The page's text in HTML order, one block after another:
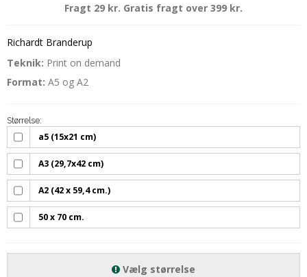
Fragt 29 kr. Gratis fragt over 399 kr.
Richardt Branderup
Teknik: Print on demand
Format: A5 og A2
Størrelse:
a5 (15x21 cm)
A3 (29,7x42 cm)
A2 (42 x 59,4 cm.)
50 x 70 cm.
Vælg størrelse